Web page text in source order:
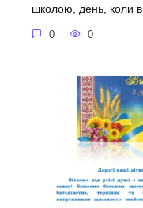
школою, день, коли в
0 0